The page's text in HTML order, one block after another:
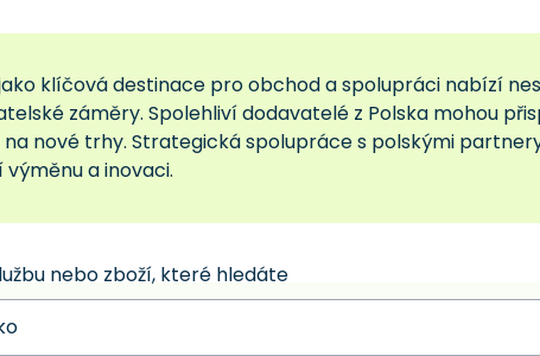
klíčová destinace pro obchod a spolupráci nabízí
záměry. Spolehliví dodavatelé z Polska mohou
na nové trhy. Strategická spolupráce s polskými
výměnu a inovaci.
nebo zboží, které hledáte